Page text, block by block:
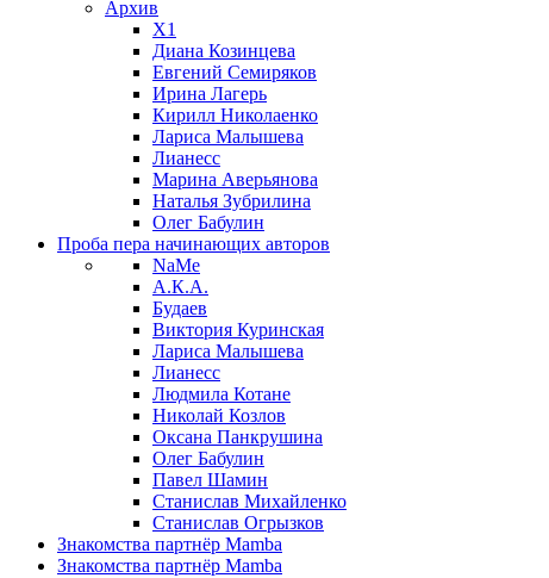
Архив
X1
Диана Козинцева
Евгений Семиряков
Ирина Лагерь
Кирилл Николаенко
Лариса Малышева
Лианесс
Марина Аверьянова
Наталья Зубрилина
Олег Бабулин
Проба пера начинающих авторов
NaMe
А.К.А.
Будаев
Виктория Куринская
Лариса Малышева
Лианесс
Людмила Котане
Николай Козлов
Оксана Панкрушина
Олег Бабулин
Павел Шамин
Станислав Михайленко
Станислав Огрызков
Знакомства партнёр Mamba
Знакомства партнёр Mamba